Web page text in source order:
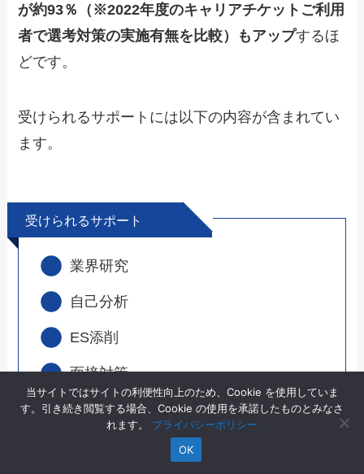
が約93％（※2022年度のキャリアチケットご利用
者で選考対策の実施有無を比較）もアップするほ
どです。
受けられるサポートには以下の内容が含まれてい
ます。
受けられるサポート
業界研究
自己分析
ES添削
面接対策
自分にマッチした企業の紹介から内定まで、しっ
当サイトではサイトの利便性向上のため、Cookie を使用していま
す。引き続き閲覧する場合、Cookie の使用を承諾したものとみなさ
れます。 プライバシーポリシー
OK